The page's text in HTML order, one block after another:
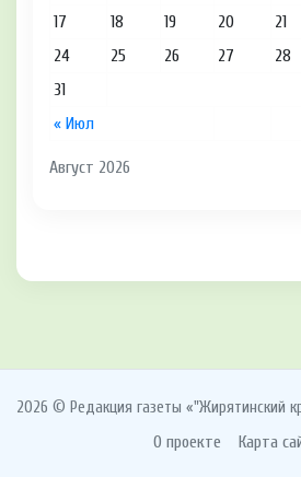
Август 2026
« Июл
17
18 19 20 21
24
25 26 27 28
31
2026 © Редакция газеты «"Жирятинский
О проекте Карта